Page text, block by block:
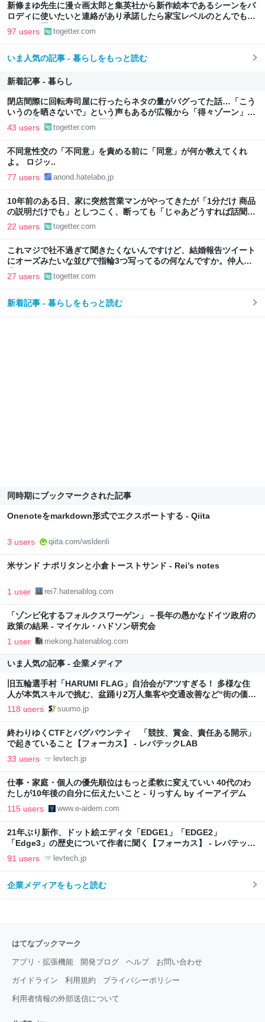
新條まゆ先生に漫☆画太郎と集英社から新作絵本であるシーンをパ
ロディに使いたいと連絡があり承諾したら家宝レベルのとんでもな
いものが届いた
97 users togetter.com
いま人気の記事 - 暮らしをもっと読む
新着記事 - 暮らし
閉店間際に回転寿司屋に行ったらネタの量がバグってた話…「こう
いうのを晒さないで」という声もあるが広報から「得々ゾーン」と
いう正規サービスだとの回答も
43 users togetter.com
不同意性交の「不同意」を責める前に「同意」が何か教えてくれ
よ。 ロジッ..
77 users anond.hatelabo.jp
10年前のある日、家に突然営業マンがやってきたが「1分だけ 商品
の説明だけでも」としつこく、断っても「じゃあどうすれば話聞い
てくれますか」と言われたので、ある方法で解決することに
22 users togetter.com
これマジで社不過ぎて聞きたくないんですけど、結婚報告ツイート
にオーズみたいな並びで指輪3つ写ってるの何なんですか。仲人の
分？
27 users togetter.com
新着記事 - 暮らしをもっと読む
同時期にブックマークされた記事
Onenoteをmarkdown形式でエクスポートする - Qiita
3 users qiita.com/wsldenli
米サンド ナポリタンと小倉トーストサンド - Rei’s notes
1 user rei7.hatenablog.com
「ゾンビ化するフォルクスワーゲン」－長年の愚かなドイツ政府の
政策の結果 - マイケル・ハドソン研究会
1 user mekong.hatenablog.com
いま人気の記事 - 企業メディア
旧五輪選手村「HARUMI FLAG」自治会がアツすぎる！ 多様な住
人が本気スキルで挑む、盆踊り2万人集客や交通改善など“街の価値
向上”戦略 東京・中央区
118 users suumo.jp
終わりゆくCTFとバグバウンティ 「競技、賞金、責任ある開示」
で起きていること【フォーカス】 - レバテックLAB
33 users levtech.jp
仕事・家庭・個人の優先順位はもっと柔軟に変えていい 40代のわ
たしが10年後の自分に伝えたいこと - りっすん by イーアイデム
115 users www.e-aidem.com
21年ぶり新作、ドット絵エディタ「EDGE1」「EDGE2」
「Edge3」の歴史について作者に聞く【フォーカス】 - レバテック
LAB
91 users levtech.jp
企業メディアをもっと読む
はてなブックマーク
アプリ・拡張機能 開発ブログ ヘルプ お問い合わせ
ガイドライン 利用規約 プライバシーポリシー
利用者情報の外部送信について